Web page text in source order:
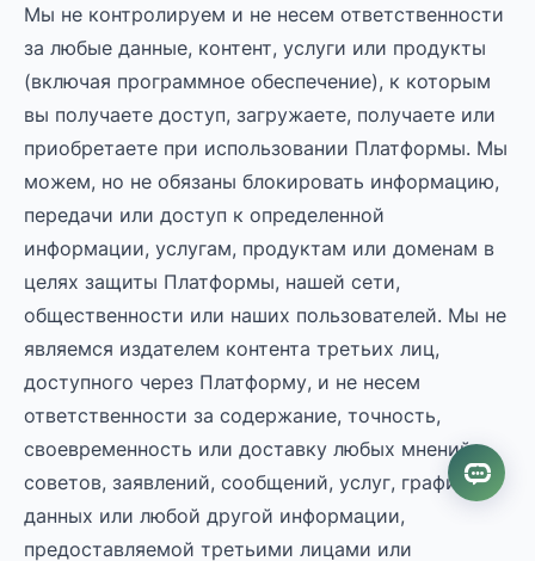
Мы не контролируем и не несем ответственности
за любые данные, контент, услуги или продукты
(включая программное обеспечение), к которым
вы получаете доступ, загружаете, получаете или
приобретаете при использовании Платформы. Мы
можем, но не обязаны блокировать информацию,
передачи или доступ к определенной
информации, услугам, продуктам или доменам в
целях защиты Платформы, нашей сети,
общественности или наших пользователей. Мы не
являемся издателем контента третьих лиц,
доступного через Платформу, и не несем
ответственности за содержание, точность,
своевременность или доставку любых мнений,
советов, заявлений, сообщений, услуг, графики,
данных или любой другой информации,
предоставляемой третьими лицами или